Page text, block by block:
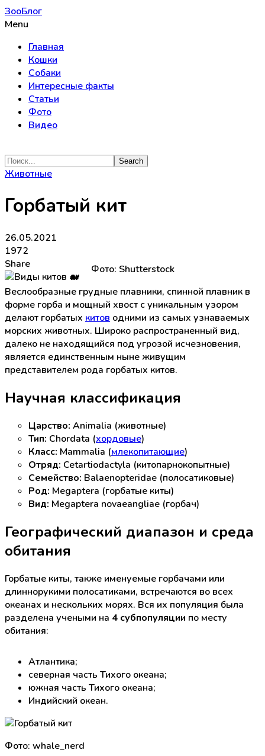
ЗооБлог
Menu
Главная
Кошки
Собаки
Интересные факты
Статьи
Фото
Видео
Животные
Горбатый кит
26.05.2021
1972
Share
Фото: Shutterstock
Веслообразные грудные плавники, спинной плавник в
форме горба и мощный хвост с уникальным узором
делают горбатых китов одними из самых узнаваемых
морских животных. Широко распространенный вид,
далеко не находящийся под угрозой исчезновения,
является единственным ныне живущим
представителем рода горбатых китов.
Научная классификация
Царство: Animalia (животные)
Тип: Chordata (хордовые)
Класс: Mammalia (млекопитающие)
Отряд: Cetartiodactyla (китопарнокопытные)
Семейство: Balaenopteridae (полосатиковые)
Род: Megaptera (горбатые киты)
Вид: Megaptera novaeangliae (горбач)
Географический диапазон и среда
обитания
Горбатые киты, также именуемые горбачами или
длиннорукими полосатиками, встречаются во всех
океанах и нескольких морях. Вся их популяция была
разделена учеными на 4 субпопуляции по месту
обитания:
Атлантика;
северная часть Тихого океана;
южная часть Тихого океана;
Индийский океан.
Фото: whale_nerd